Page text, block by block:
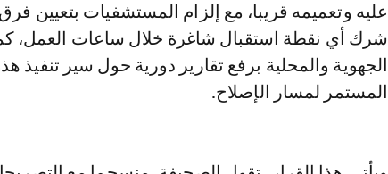
عليه وتعميمه قريبا، مع إلزام المستشفيات بتعيين
شرك أي نقطة استقبال شاغرة خلال ساعات العمل،
الجهوية والمحلية برفع تقارير دورية حول سير تنفيذ
المستمر لمسار الإصلاح.